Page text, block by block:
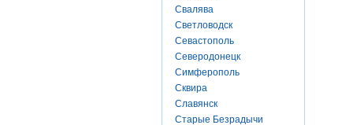
Свалява
Светловодск
Севастополь
Северодонецк
Симферополь
Сквира
Славянск
Старые Безрадычи